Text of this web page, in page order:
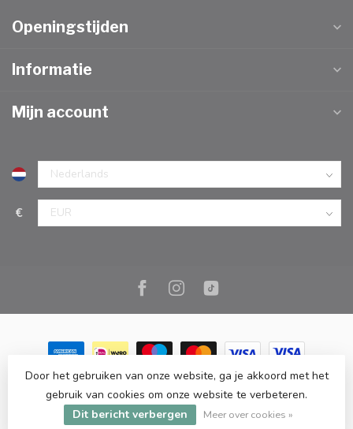
Openingstijden
Informatie
Mijn account
€
© Copyright 2026 Marc Cook & Home | Webshop | Fysieke
kookwinkel in Elst |- Powered byLightspeed-Lightspeed design
byDyvelopment
Door het gebruiken van onze website, ga je akkoord met het
gebruik van cookies om onze website te verbeteren.
Dit bericht verbergen
Meer over cookies »